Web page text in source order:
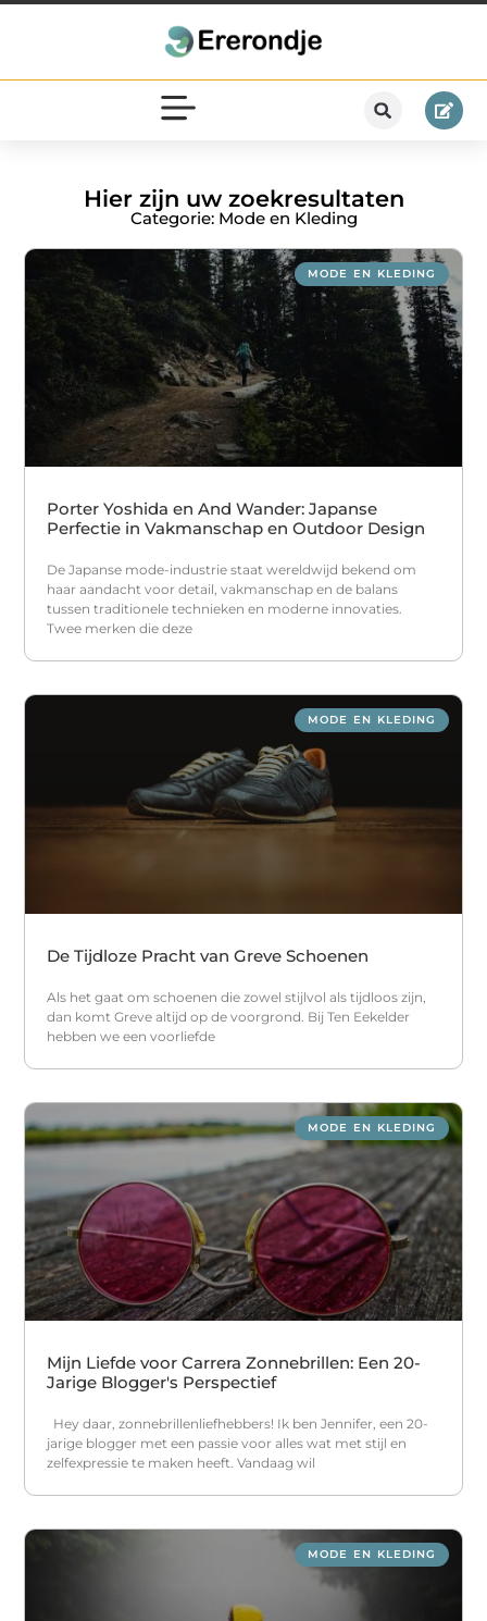
Hier zijn uw zoekresultaten
Categorie: Mode en Kleding
MODE EN KLEDING
Porter Yoshida en And Wander: Japanse
Perfectie in Vakmanschap en Outdoor Design
De Japanse mode-industrie staat wereldwijd bekend om
haar aandacht voor detail, vakmanschap en de balans
tussen traditionele technieken en moderne innovaties.
Twee merken die deze
MODE EN KLEDING
De Tijdloze Pracht van Greve Schoenen
Als het gaat om schoenen die zowel stijlvol als tijdloos zijn,
dan komt Greve altijd op de voorgrond. Bij Ten Eekelder
hebben we een voorliefde
MODE EN KLEDING
Mijn Liefde voor Carrera Zonnebrillen: Een 20-
Jarige Blogger's Perspectief
Hey daar, zonnebrillenliefhebbers! Ik ben Jennifer, een 20-
jarige blogger met een passie voor alles wat met stijl en
zelfexpressie te maken heeft. Vandaag wil
MODE EN KLEDING